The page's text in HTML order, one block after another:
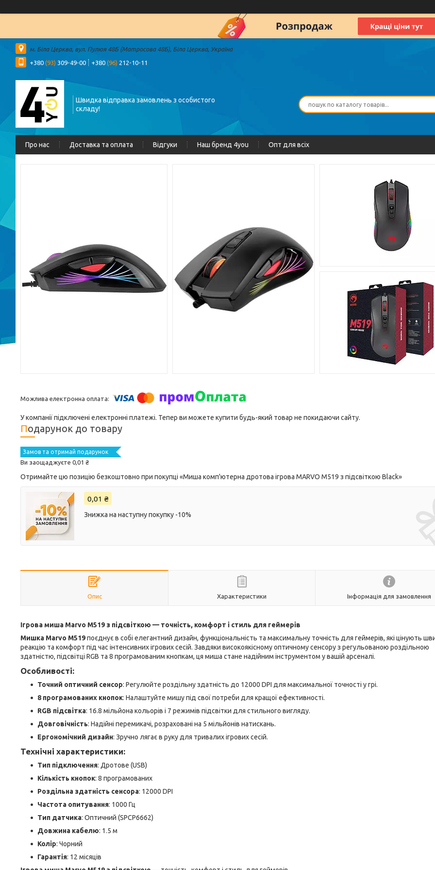
м. Біла Церква, вул. Пулюя 48Б (Матросова 48Б), Біла Церква, Україна
+380 (93) 309-49-00 +380 (96) 212-10-11
Швидка відправка замовлень з особистого
складу!
Про нас Доставка та оплата Відгуки Наш бренд 4you Опт для всіх
У компанії підключені електронні платежі. Тепер ви можете купити будь-який товар не покидаючи сайту.
Подарунок до товару
Замов та отримай подарунок
Ви заощаджуєте 0,01 ₴
Отримайте цю позицію безкоштовно при покупці «Миша комп'ютерна дротова ігрова MARVO M519 з підсвіткою Black»
0,01 ₴
Знижка на наступну покупку -10%
Опис Характеристики Інформація для замовлення
Ігрова миша Marvo M519 з підсвіткою — точність, комфорт і стиль для геймерів
Мишка Marvo M519поєднує в собі елегантний дизайн, функціональність та максимальну точність для геймерів, які цінують
реакцію та комфорт під час інтенсивних ігрових сесій. Завдяки високоякісному оптичному сенсору з регульованою роздільною
здатністю, підсвітці RGB та 8 програмованим кнопкам, ця миша стане надійним інструментом у вашій арсеналі.
Особливості:
Точний оптичний сенсор: Регулюйте роздільну здатність до 12000 DPI для максимальної точності у грі.
8 програмованих кнопок: Налаштуйте мишу під свої потреби для кращої ефективності.
RGB підсвітка: 16.8 мільйона кольорів і 7 режимів підсвітки для стильного вигляду.
Довговічність: Надійні перемикачі, розраховані на 5 мільйонів натискань.
Ергономічний дизайн: Зручно лягає в руку для тривалих ігрових сесій.
Технічні характеристики:
Тип підключення: Дротове (USB)
Кількість кнопок: 8 програмованих
Роздільна здатність сенсора: 12000 DPI
Частота опитування: 1000 Гц
Тип датчика: Оптичний (SPCP6662)
Довжина кабелю: 1.5 м
Колір: Чорний
Гарантія: 12 місяців